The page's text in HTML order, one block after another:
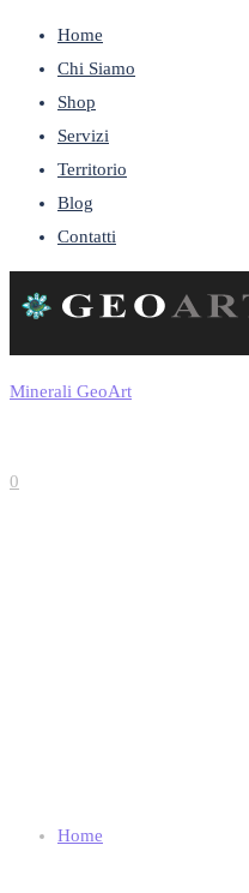
Home
Chi Siamo
Shop
Servizi
Territorio
Blog
Contatti
0
Home
Minerali GeoArt